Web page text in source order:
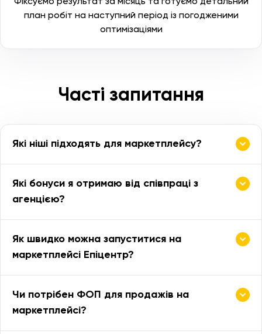
Фіксуємо результат за місяць та готуємо детальний
план робіт на наступний період із погодженими
оптимізаціями
Часті запитання
Які ніші підходять для маркетплейсу?
Які бонуси я отримаю від співпраці з
агенцією?
Як швидко можна запуститися на
маркетплейсі Епіцентр?
Чи потрібен ФОП для продажів на
маркетплейсі?